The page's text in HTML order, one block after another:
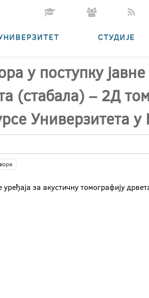
СТУДИЈЕ
у поступку
(стабала) – 2Д
Универзитета
за акустичну томографију